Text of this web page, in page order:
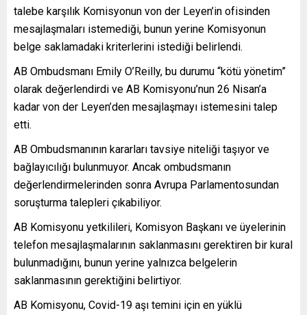
talebe karşılık Komisyonun von der Leyen’in ofisinden
mesajlaşmaları istemediği, bunun yerine Komisyonun
belge saklamadaki kriterlerini istediği belirlendi.
AB Ombudsmanı Emily O’Reilly, bu durumu “kötü yönetim”
olarak değerlendirdi ve AB Komisyonu’nun 26 Nisan’a
kadar von der Leyen’den mesajlaşmayı istemesini talep
etti.
AB Ombudsmanının kararları tavsiye niteliği taşıyor ve
bağlayıcılığı bulunmuyor. Ancak ombudsmanın
değerlendirmelerinden sonra Avrupa Parlamentosundan
soruşturma talepleri çıkabiliyor.
AB Komisyonu yetkilileri, Komisyon Başkanı ve üyelerinin
telefon mesajlaşmalarının saklanmasını gerektiren bir kural
bulunmadığını, bunun yerine yalnızca belgelerin
saklanmasının gerektiğini belirtiyor.
AB Komisyonu, Covid-19 aşı temini için en yüklü